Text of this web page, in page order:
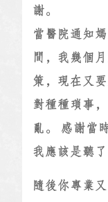
謝。
當醫院通知
間，我幾個
策，現在又
對種種瑣事
亂。 感謝當
我應該是聽
隨後你專業